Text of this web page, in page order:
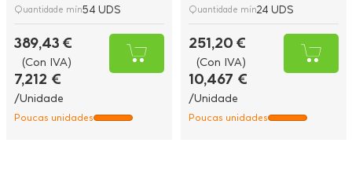
Quantidade mín54 UDS
389,43 €
(Con IVA)
7,212 €
/Unidade
Poucas unidades
Quantidade mín24 UDS
251,20 €
(Con IVA)
10,467 €
/Unidade
Poucas unidades